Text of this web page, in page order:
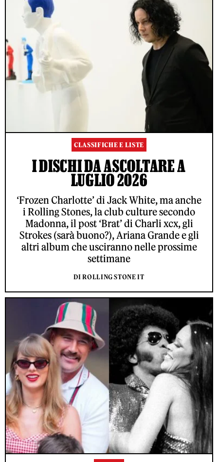
CLASSIFICHE E LISTE
I DISCHI DA ASCOLTARE A
LUGLIO 2026
‘Frozen Charlotte’ di Jack White, ma anche
i Rolling Stones, la club culture secondo
Madonna, il post ‘Brat’ di Charli xcx, gli
Strokes (sarà buono?), Ariana Grande e gli
altri album che usciranno nelle prossime
settimane
DI ROLLING STONE IT